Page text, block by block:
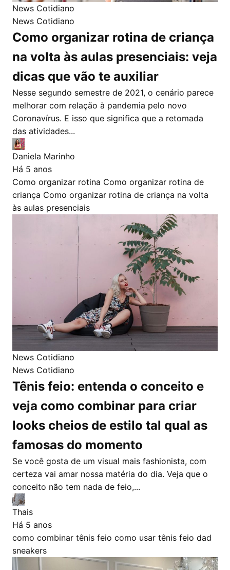
News Cotidiano
News Cotidiano
Como organizar rotina de criança
na volta às aulas presenciais: veja
dicas que vão te auxiliar
Nesse segundo semestre de 2021, o cenário parece
melhorar com relação à pandemia pelo novo
Coronavírus. E isso que significa que a retomada
das atividades...
Daniela Marinho
Há 5 anos
Como organizar rotina Como organizar rotina de
criança Como organizar rotina de criança na volta
às aulas presenciais
News Cotidiano
News Cotidiano
Tênis feio: entenda o conceito e
veja como combinar para criar
looks cheios de estilo tal qual as
famosas do momento
Se você gosta de um visual mais fashionista, com
certeza vai amar nossa matéria do dia. Veja que o
conceito não tem nada de feio,...
Thais
Há 5 anos
como combinar tênis feio como usar tênis feio dad
sneakers